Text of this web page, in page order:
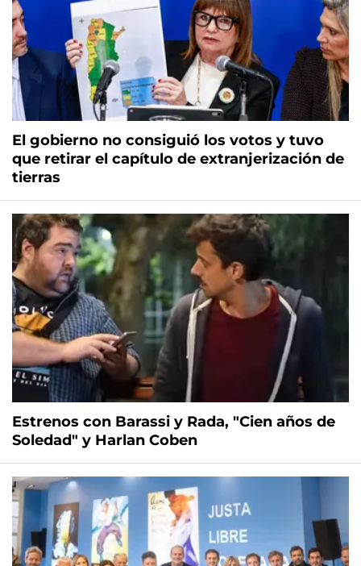
El gobierno no consiguió los votos y tuvo
que retirar el capítulo de extranjerización de
tierras
Estrenos con Barassi y Rada, "Cien años de
Soledad" y Harlan Coben